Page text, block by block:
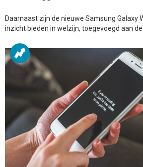
Daarnaast zijn de nieuwe Samsung Galaxy
inzicht bieden in welzijn, toegevoegd aan de